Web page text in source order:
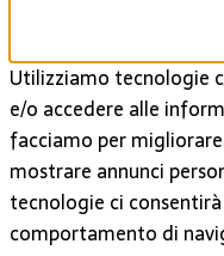
Utilizziamo tecnologie
e/o accedere alle
facciamo per
mostrare annunci
tecnologie ci
comportamento di